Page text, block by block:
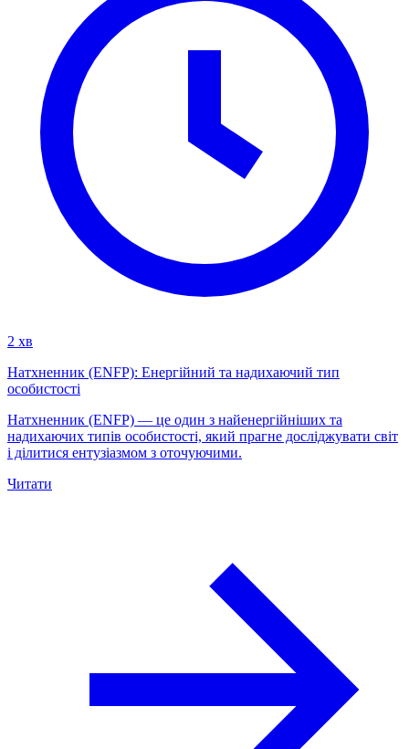
2 хв
Натхненник (ENFP): Енергійний та надихаючий тип
особистості
Натхненник (ENFP) — це один з найенергійніших та
надихаючих типів особистості, який прагне досліджувати світ
і ділитися ентузіазмом з оточуючими.
Читати